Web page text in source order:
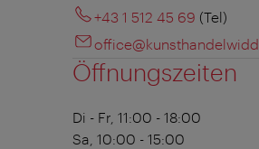
+43 1 512 45 69 (Tel)
Öffnungszeiten
Di - Fr, 11:00 - 18:00
Sa, 10:00 - 15:00